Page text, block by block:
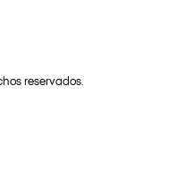
reservados.